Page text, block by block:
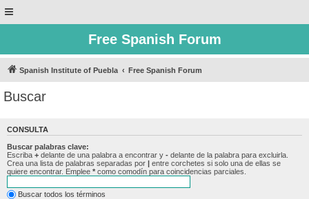
Free Spanish Forum
Spanish Institute of Puebla Free Spanish Forum
Buscar
CONSULTA
Buscar palabras clave:
Escriba + delante de una palabra a encontrar y - delante de la palabra para excluirla.
Crea una lista de palabras separadas por | entre corchetes si solo una de ellas se
quiere encontrar. Emplee * como comodín para coincidencias parciales.
Buscar todos los términos